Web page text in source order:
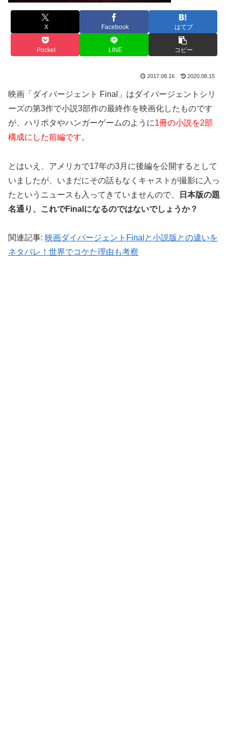
X Facebook はてブ
Pocket LINE コピー
2017.08.16 2020.08.15
映画「ダイバージェント Final」はダイバージェントシリ
ーズの第3作で小説3部作の最終作を映画化したものです
が、ハリポタやハンガーゲームのように1冊の小説を2部
構成にした前編です。
とはいえ、アメリカで17年の3月に後編を公開するとして
いましたが、いまだにその話もなくキャストが撮影に入っ
たというニュースも入ってきていませんので、
日本版の題
名通り、これでFinalになるのではないでしょうか？
関連記事: 映画ダイバージェントFinalと小説版との違いを
ネタバレ！世界でコケた理由も考察